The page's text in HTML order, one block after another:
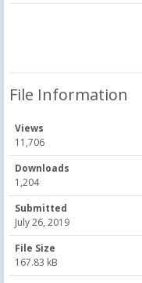
File Information
Views
11,706
Downloads
1,204
Submitted
July 26, 2019
File Size
167.83 kB